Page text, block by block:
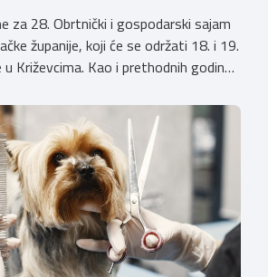
za 28. Obrtnički i gospodarski sajam
županije, koji će se održati 18. i 19.
Križevcima. Kao i prethodnih godina,
raznolikost i kvalitetu hrvatskog
izlagačku ponudu i ove godine
[…]